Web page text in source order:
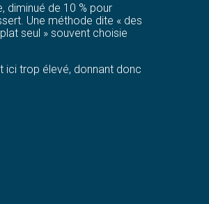
diminué de 10 % pour
Une méthode dite « des
seul » souvent choisie
ici trop élevé, donnant donc